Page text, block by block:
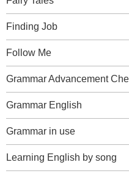
Finding Job
Follow Me
Grammar Advancement
Grammar English
Grammar in use
Learning English by song